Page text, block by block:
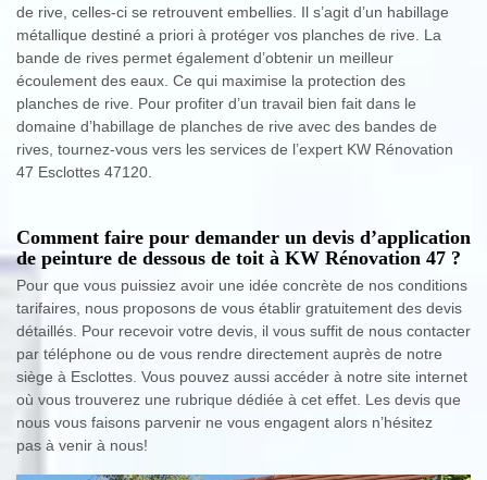
de rive, celles-ci se retrouvent embellies. Il s’agit d’un habillage
métallique destiné a priori à protéger vos planches de rive. La
bande de rives permet également d’obtenir un meilleur
écoulement des eaux. Ce qui maximise la protection des
planches de rive. Pour profiter d’un travail bien fait dans le
domaine d’habillage de planches de rive avec des bandes de
rives, tournez-vous vers les services de l’expert KW Rénovation
47 Esclottes 47120.
Comment faire pour demander un devis d’application
de peinture de dessous de toit à KW Rénovation 47 ?
Pour que vous puissiez avoir une idée concrète de nos conditions
tarifaires, nous proposons de vous établir gratuitement des devis
détaillés. Pour recevoir votre devis, il vous suffit de nous contacter
par téléphone ou de vous rendre directement auprès de notre
siège à Esclottes. Vous pouvez aussi accéder à notre site internet
où vous trouverez une rubrique dédiée à cet effet. Les devis que
nous vous faisons parvenir ne vous engagent alors n’hésitez
pas à venir à nous!